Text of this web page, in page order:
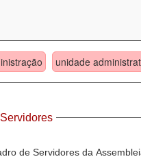
unidade
de Servidores da